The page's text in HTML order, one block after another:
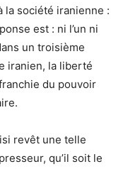
la société iranienne :
est : ni l’un ni
un troisième
iranien, la liberté
du pouvoir
revêt une telle
qu’il soit le